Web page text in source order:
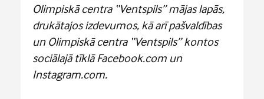
Olimpiskā centra “Ventspils” mājas lapās,
drukātajos izdevumos, kā arī pašvaldības
un Olimpiskā centra “Ventspils” kontos
sociālajā tīklā Facebook.com un
Instagram.com.